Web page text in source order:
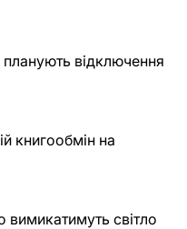
планують відключення
книгообмін на
вимикатимуть світло